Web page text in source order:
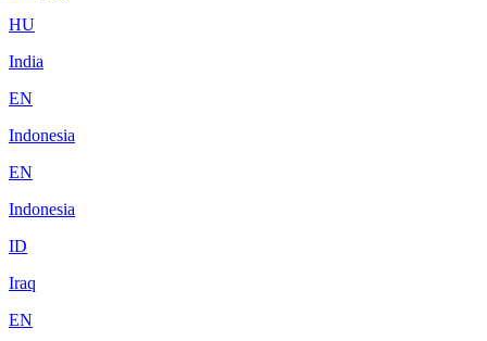
HU
India
EN
Indonesia
EN
Indonesia
ID
Iraq
EN